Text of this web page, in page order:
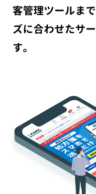
客管理ツールま
ズに合わせたサ
す。